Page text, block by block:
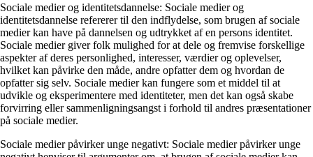
Sociale medier og identitetsdannelse: Sociale medier og
identitetsdannelse refererer til den indflydelse, som brugen af sociale
medier kan have på dannelsen og udtrykket af en persons identitet.
Sociale medier giver folk mulighed for at dele og fremvise forskellige
aspekter af deres personlighed, interesser, værdier og oplevelser,
hvilket kan påvirke den måde, andre opfatter dem og hvordan de
opfatter sig selv. Sociale medier kan fungere som et middel til at
udvikle og eksperimentere med identiteter, men det kan også skabe
forvirring eller sammenligningsangst i forhold til andres præsentationer
på sociale medier.
Sociale medier påvirker unge negativt: Sociale medier påvirker unge